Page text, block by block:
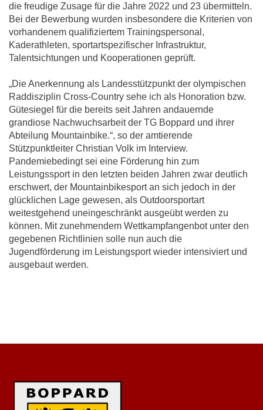
die freudige Zusage für die Jahre 2022 und 23 übermitteln.
Bei der Bewerbung wurden insbesondere die Kriterien von
vorhandenem qualifiziertem Trainingspersonal,
Kaderathleten, sportartspezifischer Infrastruktur,
Talentsichtungen und Kooperationen geprüft.
„Die Anerkennung als Landesstützpunkt der olympischen
Raddisziplin Cross-Country sehe ich als Honoration bzw.
Gütesiegel für die bereits seit Jahren andauernde
grandiose Nachwuchsarbeit der TG Boppard und ihrer
Abteilung Mountainbike.“, so der amtierende
Stützpunktleiter Christian Volk im Interview.
Pandemiebedingt sei eine Förderung hin zum
Leistungssport in den letzten beiden Jahren zwar deutlich
erschwert, der Mountainbikesport an sich jedoch in der
glücklichen Lage gewesen, als Outdoorsportart
weitestgehend uneingeschränkt ausgeübt werden zu
können. Mit zunehmendem Wettkampfangenbot unter den
gegebenen Richtlinien solle nun auch die
Jugendförderung im Leistungsport wieder intensiviert und
ausgebaut werden.